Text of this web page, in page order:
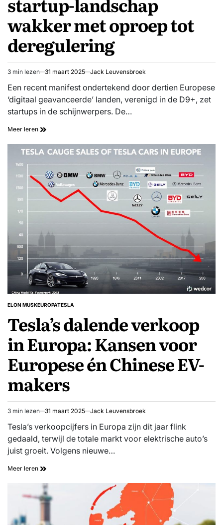
wakker met oproep tot
deregulering
Geschatte
leestijd
3 min lezen 31 maart 2025 Jack Leuvensbroek
Een recent manifest ondertekend door dertien Europese
‘digitaal geavanceerde’ landen, verenigd in de D9+, zet
startups in de schijnwerpers. De…
Meer leren
GEPLAATST
ELON MUSKEUROPATESLA
Tesla’s dalende verkoop
in Europa: Kansen voor
Europese én Chinese EV-
makers
Geschatte
leestijd
3 min lezen 31 maart 2025 Jack Leuvensbroek
Tesla’s verkoopcijfers in Europa zijn dit jaar flink
gedaald, terwijl de totale markt voor elektrische auto’s
juist groeit. Volgens nieuwe…
Meer leren